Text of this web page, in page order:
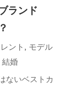
ランド
ント , モデル
結婚
ないベストカ